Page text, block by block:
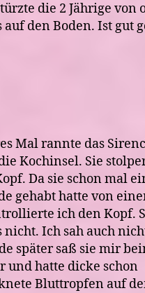
die 2 Jährige von
den Boden. Ist gut
Mal rannte das
Kochinsel. Sie
Da sie schon mal
gehabt hatte von
ich den Kopf.
Ich sah auch
später saß sie mir
und hatte dicke schon
Bluttropfen auf